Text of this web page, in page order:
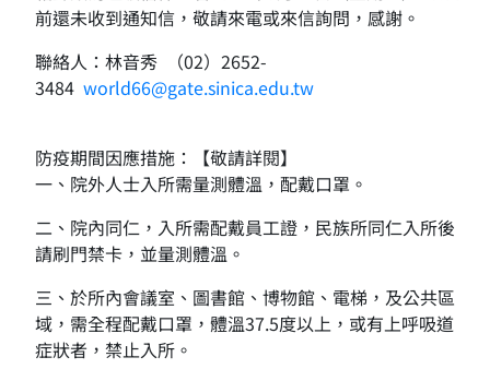
前還未收到通知信，敬請來電或來信詢問，感謝。
聯絡人：林音秀 （02）2652-
3484 world66@gate.sinica.edu.tw
防疫期間因應措施：【敬請詳閱】
一、院外人士入所需量測體溫，配戴口罩。
二、院內同仁，入所需配戴員工證，民族所同仁入所後
請刷門禁卡，並量測體溫。
三、於所內會議室、圖書館、博物館、電梯，及公共區
域，需全程配戴口罩，體溫37.5度以上，或有上呼吸道
症狀者，禁止入所。